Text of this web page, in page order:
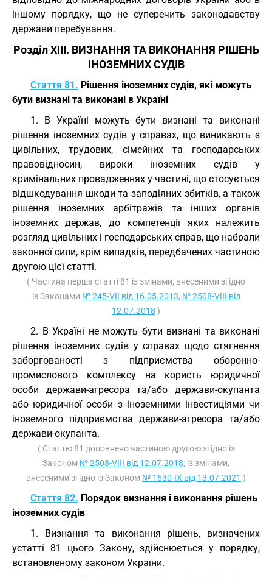
іншому порядку, що не суперечить законодавству
держави перебування.
Розділ XIII. ВИЗНАННЯ ТА ВИКОНАННЯ РІШЕНЬ
ІНОЗЕМНИХ СУДІВ
Стаття 81. Рішення іноземних судів, які можуть
бути визнані та виконані в Україні
1. В Україні можуть бути визнані та виконані
рішення іноземних судів у справах, що виникають з
цивільних, трудових, сімейних та господарських
правовідносин, вироки іноземних судів у
кримінальних провадженнях у частині, що стосується
відшкодування шкоди та заподіяних збитків, а також
рішення іноземних арбітражів та інших органів
іноземних держав, до компетенції яких належить
розгляд цивільних і господарських справ, що набрали
законної сили, крім випадків, передбачених частиною
другою цієї статті.
( Частина перша статті 81 із змінами, внесеними згідно
із Законами № 245-VII від 16.05.2013, № 2508-VIII від
12.07.2018 )
2. В Україні не можуть бути визнані та виконані
рішення іноземних судів у справах щодо стягнення
заборгованості з підприємства оборонно-
промислового комплексу на користь юридичної
особи держави-агресора та/або держави-окупанта
або юридичної особи з іноземними інвестиціями чи
іноземного підприємства держави-агресора та/або
держави-окупанта.
( Статтю 81 доповнено частиною другою згідно із
Законом № 2508-VIII від 12.07.2018; із змінами,
внесеними згідно із Законом № 1630-IX від 13.07.2021 )
Стаття 82. Порядок визнання і виконання рішень
іноземних судів
1. Визнання та виконання рішень, визначених
устатті 81 цього Закону, здійснюється у порядку,
встановленому законом України.